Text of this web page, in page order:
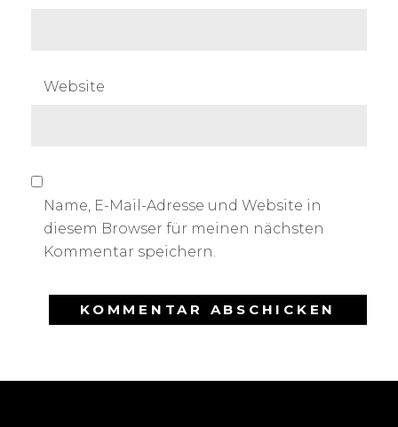
Website
Name, E-Mail-Adresse und Website in
diesem Browser für meinen nächsten
Kommentar speichern.